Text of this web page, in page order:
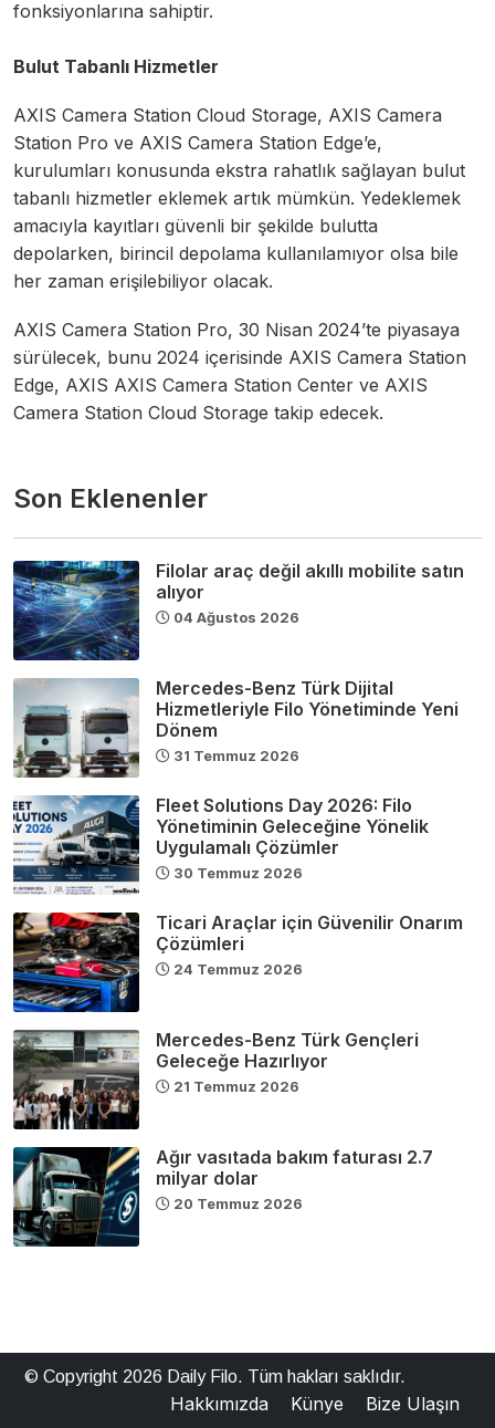
fonksiyonlarına sahiptir.
Bulut Tabanlı Hizmetler
AXIS Camera Station Cloud Storage, AXIS Camera
Station Pro ve AXIS Camera Station Edge’e,
kurulumları konusunda ekstra rahatlık sağlayan bulut
tabanlı hizmetler eklemek artık mümkün. Yedeklemek
amacıyla kayıtları güvenli bir şekilde bulutta
depolarken, birincil depolama kullanılamıyor olsa bile
her zaman erişilebiliyor olacak.
AXIS Camera Station Pro, 30 Nisan 2024’te piyasaya
sürülecek, bunu 2024 içerisinde AXIS Camera Station
Edge, AXIS AXIS Camera Station Center ve AXIS
Camera Station Cloud Storage takip edecek.
Son Eklenenler
Filolar araç değil akıllı mobilite satın
alıyor
04 Ağustos 2026
Mercedes-Benz Türk Dijital
Hizmetleriyle Filo Yönetiminde Yeni
Dönem
31 Temmuz 2026
Fleet Solutions Day 2026: Filo
Yönetiminin Geleceğine Yönelik
Uygulamalı Çözümler
30 Temmuz 2026
Ticari Araçlar için Güvenilir Onarım
Çözümleri
24 Temmuz 2026
Mercedes-Benz Türk Gençleri
Geleceğe Hazırlıyor
21 Temmuz 2026
Ağır vasıtada bakım faturası 2.7
milyar dolar
20 Temmuz 2026
© Copyright 2026 Daily Filo. Tüm hakları saklıdır.
Hakkımızda Künye Bize Ulaşın